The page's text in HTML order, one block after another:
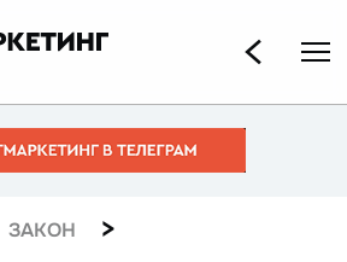
ЗАКОН >